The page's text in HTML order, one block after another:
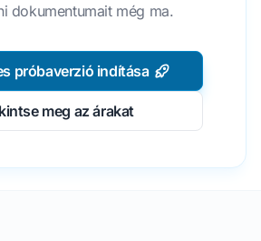
dokumentumait még ma.
próbaverzió indítása
meg az árakat